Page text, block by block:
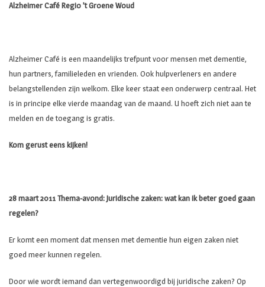
Alzheimer Café Regio ’t Groene Woud
Alzheimer Café is een maandelijks trefpunt voor mensen met dementie,
hun partners, familieleden en vrienden. Ook hulpverleners en andere
belangstellenden zijn welkom. Elke keer staat een onderwerp centraal. Het
is in principe elke vierde maandag van de maand. U hoeft zich niet aan te
melden en de toegang is gratis.
Kom gerust eens kijken!
28 maart 2011 Thema-avond: Juridische zaken: wat kan ik beter goed gaan
regelen?
Er komt een moment dat mensen met dementie hun eigen zaken niet
goed meer kunnen regelen.
Door wie wordt iemand dan vertegenwoordigd bij juridische zaken? Op